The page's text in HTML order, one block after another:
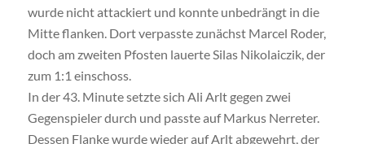
wurde nicht attackiert und konnte unbedrängt in die
Mitte flanken. Dort verpasste zunächst Marcel Roder,
doch am zweiten Pfosten lauerte Silas Nikolaiczik, der
zum 1:1 einschoss.
In der 43. Minute setzte sich Ali Arlt gegen zwei
Gegenspieler durch und passte auf Markus Nerreter.
Dessen Flanke wurde wieder auf Arlt abgewehrt, der